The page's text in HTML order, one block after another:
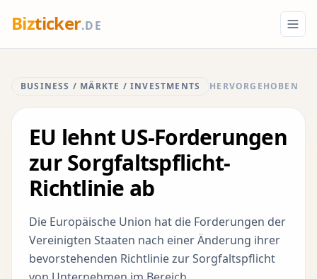
Bizticker.DE
BUSINESS / MÄRKTE / INVESTMENTS HERVORGEHOBEN
EU lehnt US-Forderungen
zur Sorgfaltspflicht-
Richtlinie ab
Die Europäische Union hat die Forderungen der
Vereinigten Staaten nach einer Änderung ihrer
bevorstehenden Richtlinie zur Sorgfaltspflicht